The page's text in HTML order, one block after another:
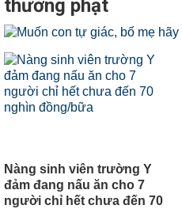
thưởng phạt
Nàng sinh viên trường Y
đảm đang nấu ăn cho 7
người chỉ hết chưa đến 70